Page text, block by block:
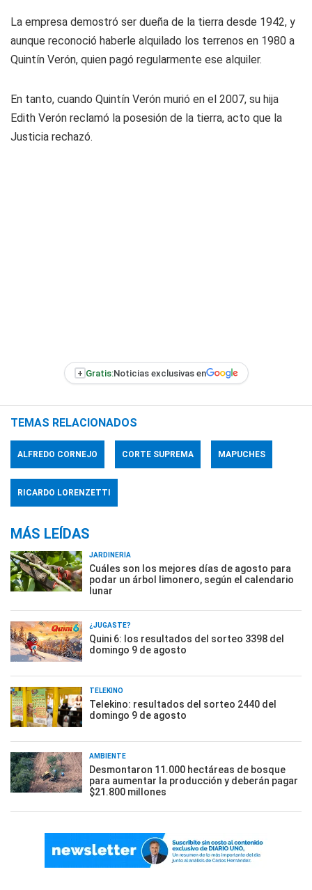
La empresa demostró ser dueña de la tierra desde 1942, y
aunque reconoció haberle alquilado los terrenos en 1980 a
Quintín Verón, quien pagó regularmente ese alquiler.
En tanto, cuando Quintín Verón murió en el 2007, su hija
Edith Verón reclamó la posesión de la tierra, acto que la
Justicia rechazó.
+ Gratis:Noticias exclusivas en
TEMAS RELACIONADOS
ALFREDO CORNEJO CORTE SUPREMA MAPUCHES
RICARDO LORENZETTI
MÁS LEÍDAS
JARDINERÍA
Cuáles son los mejores días de agosto para
podar un árbol limonero, según el calendario
lunar
¿JUGASTE?
Quini 6: los resultados del sorteo 3398 del
domingo 9 de agosto
TELEKINO
Telekino: resultados del sorteo 2440 del
domingo 9 de agosto
AMBIENTE
Desmontaron 11.000 hectáreas de bosque
para aumentar la producción y deberán pagar
$21.800 millones